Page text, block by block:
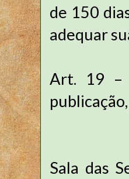
de 150
adequar
Art. 19 –
Sala das